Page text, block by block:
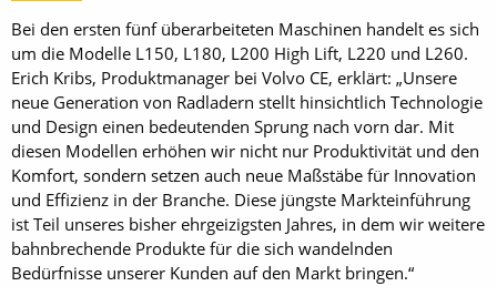
Bei den ersten fünf überarbeiteten Maschinen handelt es sich
um die Modelle L150, L180, L200 High Lift, L220 und L260.
Erich Kribs, Produktmanager bei Volvo CE, erklärt: „Unsere
neue Generation von Radladern stellt hinsichtlich Technologie
und Design einen bedeutenden Sprung nach vorn dar. Mit
diesen Modellen erhöhen wir nicht nur Produktivität und den
Komfort, sondern setzen auch neue Maßstäbe für Innovation
und Effizienz in der Branche. Diese jüngste Markteinführung
ist Teil unseres bisher ehrgeizigsten Jahres, in dem wir weitere
bahnbrechende Produkte für die sich wandelnden
Bedürfnisse unserer Kunden auf den Markt bringen.“